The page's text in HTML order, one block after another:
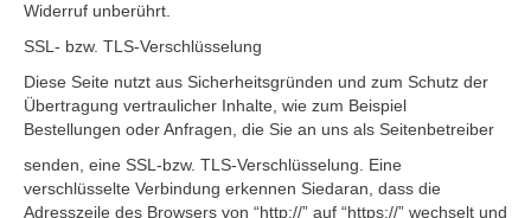
Widerruf unberührt.
SSL- bzw. TLS-Verschlüsselung
Diese Seite nutzt aus Sicherheitsgründen und zum Schutz der
Übertragung vertraulicher Inhalte, wie zum Beispiel
Bestellungen oder Anfragen, die Sie an uns als Seitenbetreiber
senden, eine SSL-bzw. TLS-Verschlüsselung. Eine
verschlüsselte Verbindung erkennen Siedaran, dass die
Adresszeile des Browsers von “http://” auf “https://” wechselt und